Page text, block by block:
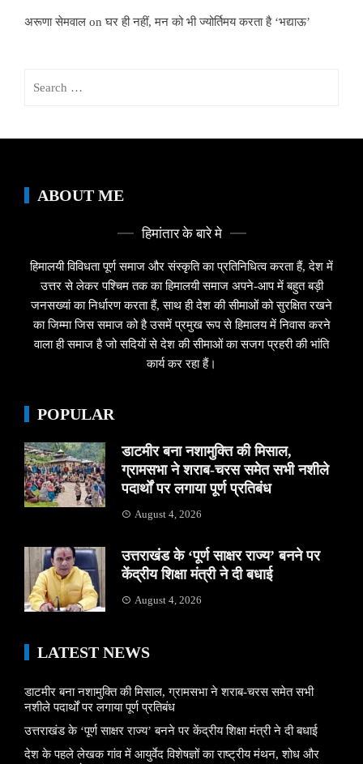
अरूणा सेमवाल onघर ही नहीं, मन को भी ज्योर्तिमय करता है ‘भद्याऊ’
ABOUT ME
हिमांतार के बारे मे
हिमालयी विविधता पूर्ण समाज और संस्कृति का प्रतिनिधित्व करता हैं, देश में
उत्तर से लेकर पश्चिम तक का हिमालयी समाज अपने-आप में बहुत बड़ी
जनसख्यां का निर्धारण करता हैं, साथ ही देश की सीमाओं को सुरक्षित रखने
का जिम्मा जिस समाज को है उसमें प्रमुख रूप से हिमालय में निवास करने
वाला ही समाज है जो सदियों से देश की सीमाओं का सजग प्रहरी की भांति
कार्य कर रहा हैं।
POPULAR
डाटमीर बना नशामुक्ति की मिसाल,
ग्रामसभा ने शराब-चरस समेत सभी नशीले
पदार्थों पर लगाया पूर्ण प्रतिबंध
August 4, 2026
उत्तराखंड के ‘पूर्ण साक्षर राज्य’ बनने पर
केंद्रीय शिक्षा मंत्री ने दी बधाई
August 4, 2026
LATEST NEWS
डाटमीर बना नशामुक्ति की मिसाल, ग्रामसभा ने शराब-चरस समेत सभी
नशीले पदार्थों पर लगाया पूर्ण प्रतिबंध
उत्तराखंड के ‘पूर्ण साक्षर राज्य’ बनने पर केंद्रीय शिक्षा मंत्री ने दी बधाई
देश के पहले लेखक गांव में आयुर्वेद विशेषज्ञों का राष्ट्रीय मंथन, शोध और